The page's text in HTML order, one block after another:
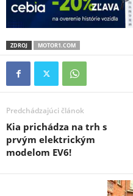
ZDROJ MOTOR1.COM
Predchádzajúci článok
Kia prichádza na trh s
prvým elektrickým
modelom EV6!